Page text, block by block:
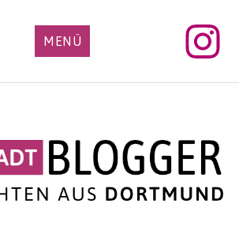
MENÜ